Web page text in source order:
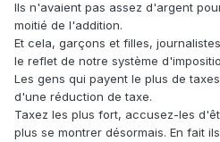
Ils n'avaient pas assez d'argent
moitié de l'addition.
Et cela, garçons et filles,
le reflet de notre système
Les gens qui payent le plus de
d'une réduction de taxe.
Taxez les plus fort, accusez-les
plus se montrer désormais. En fait